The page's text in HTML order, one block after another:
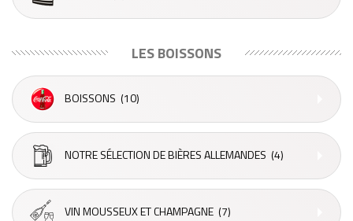
LES BOISSONS
BOISSONS (10)
NOTRE SÉLECTION DE BIÈRES ALLEMANDES (4)
VIN MOUSSEUX ET CHAMPAGNE (7)